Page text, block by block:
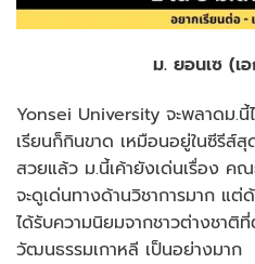
ม. ยอนเซ (เ
Yonsei University จะพลาดม.
เรียนก็กินขาด เหมือนอยู่ในซีรี
สวยแล้ว ม.นี้เค้ายังเด่นเรื่อง ค
จะดูเด่นทางด้านวิชาการมาก แ
ได้รับความนิยมจากชาวต่างชาติ
วัฒนธรรมเกาหลี เป็นอย่างมาก